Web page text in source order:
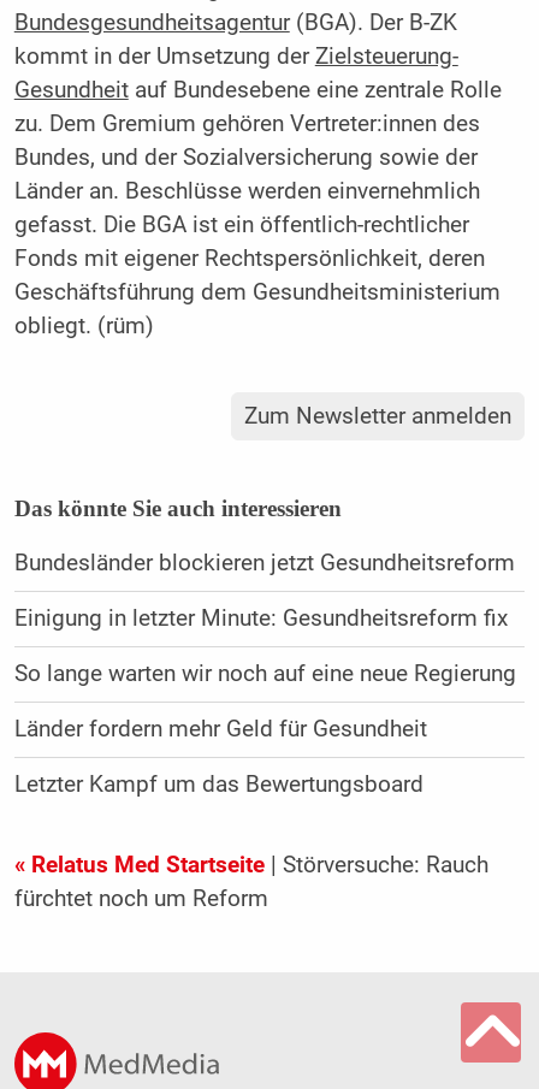
Bundesgesundheitsagentur(BGA). Der B-ZK
kommt in der Umsetzung derZielsteuerung-
Gesundheitauf Bundesebene eine zentrale Rolle
zu. Dem Gremium gehören Vertreter:innen des
Bundes, und der Sozialversicherung sowie der
Länder an. Beschlüsse werden einvernehmlich
gefasst. Die BGA ist ein öffentlich-rechtlicher
Fonds mit eigener Rechtspersönlichkeit, deren
Geschäftsführung dem Gesundheitsministerium
obliegt. (rüm)
Zum Newsletter anmelden
Das könnte Sie auch interessieren
Bundesländer blockieren jetzt Gesundheitsreform
Einigung in letzter Minute: Gesundheitsreform fix
So lange warten wir noch auf eine neue Regierung
Länder fordern mehr Geld für Gesundheit
Letzter Kampf um das Bewertungsboard
« Relatus Med Startseite| Störversuche: Rauch
fürchtet noch um Reform